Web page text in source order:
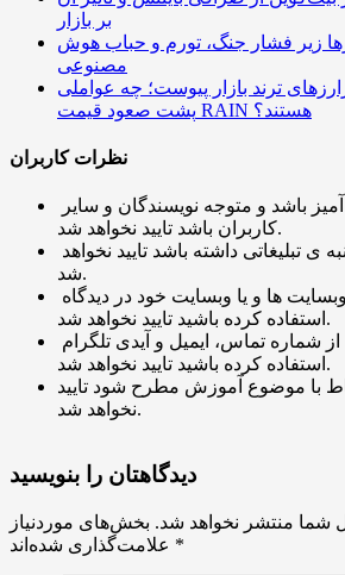
بر بازار
زیر فشار جنگ، تورم و حباب هوش
مصنوعی
ترند بازار پیوست؛ چه عواملی
پشت صعود قیمت RAIN هستند؟
نظرات کاربران
کاربران باشد تایید نخواهد شد.
شد.
استفاده کرده باشید تایید نخواهد شد.
استفاده کرده باشید تایید نخواهد شد.
با موضوع آموزش مطرح شود تایید
نخواهد شد.
دیدگاهتان را بنویسید
شما منتشر نخواهد شد. بخش‌های موردنیاز
*